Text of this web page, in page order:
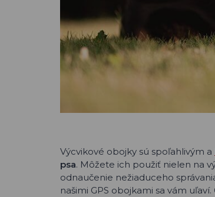
Výcvikové obojky sú spoľahlivým a
psa. Môžete ich použiť nielen na
odnaučenie nežiaduceho
našimi GPS obojkami sa vám